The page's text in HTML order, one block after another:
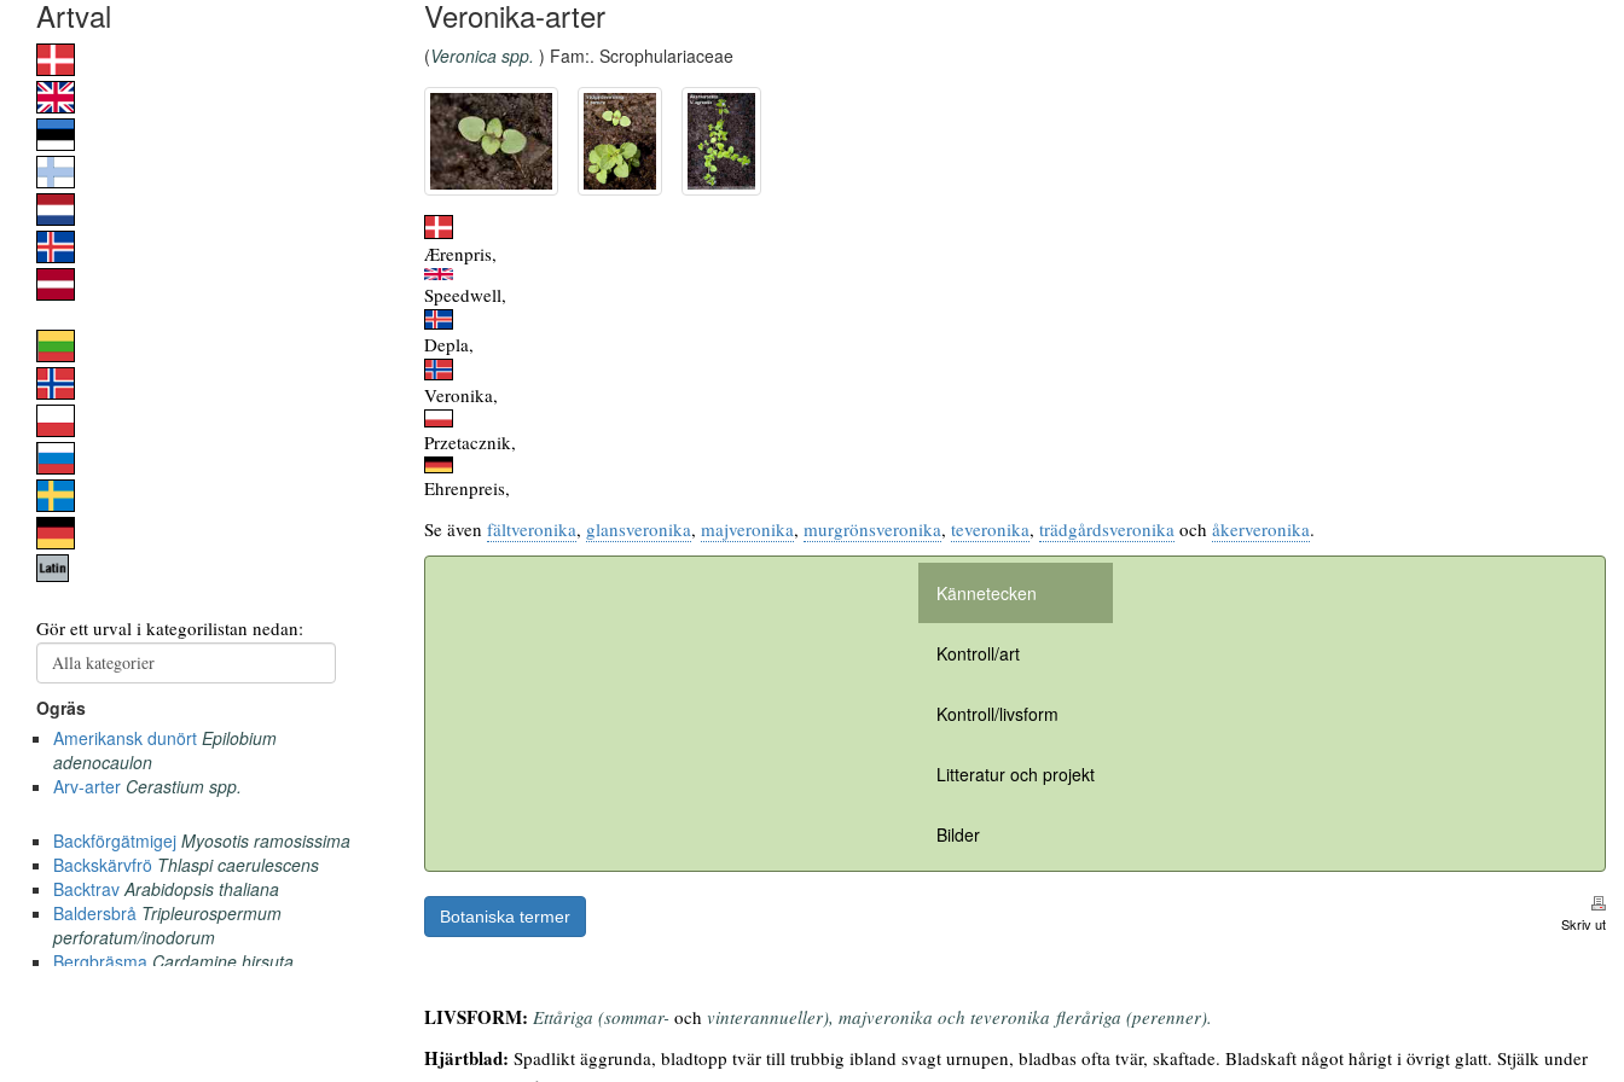
Veronika-arter
(Veronica spp. ) Fam:. Scrophulariaceae
Ærenpris,
Speedwell,
Depla,
Veronika,
Przetacznik,
Ehrenpreis,
Se även fältveronika, glansveronika, majveronika, murgrönsveronika, teveronika, trädgårdsveronika och åkerveronika.
Kännetecken
Kontroll/art
Kontroll/livsform
Litteratur och projekt
Bilder
Botaniska termer Skriv ut
LIVSFORM: Ettåriga (sommar- och vinterannueller), majveronika och teveronika fleråriga (perenner).
Hjärtblad: Spadlikt äggrunda, bladtopp tvär till trubbig ibland svagt urnupen, bladbas ofta tvär, skaftade. Bladskaft något hårigt i övrigt glatt. Stjälk under